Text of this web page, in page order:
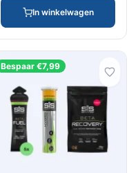
In winkelwagen
Bespaar €7,99